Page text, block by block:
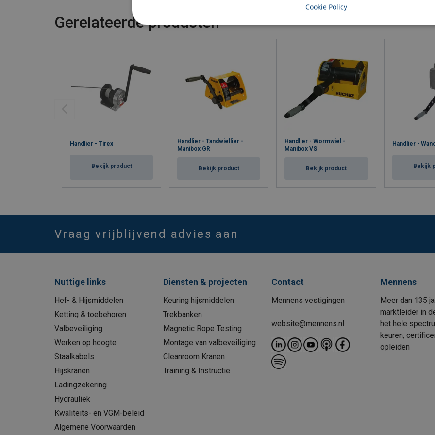
Gerelateerde producten
Handlier - Tirex
Bekijk product
Handlier - Tandwiellier -
Manibox GR
Bekijk product
Handlier - Wormwiel -
Manibox VS
Bekijk product
Handlier -
Bekijk
Vraag vrijblijvend advies aan
Nuttige links
Hef- & Hijsmiddelen
Ketting & toebehoren
Valbeveiliging
Werken op hoogte
Staalkabels
Hijskranen
Ladingzekering
Hydrauliek
Kwaliteits- en VGM-beleid
Algemene Voorwaarden
Diensten & projecten
Keuring hijsmiddelen
Trekbanken
Magnetic Rope Testing
Montage van valbeveiliging
Cleanroom Kranen
Training & Instructie
Contact
Mennens vestigingen
website@mennens.nl
Mennens
Meer dan 135
marktleider in
het hele
keuren,
opleiden
Cookie Policy